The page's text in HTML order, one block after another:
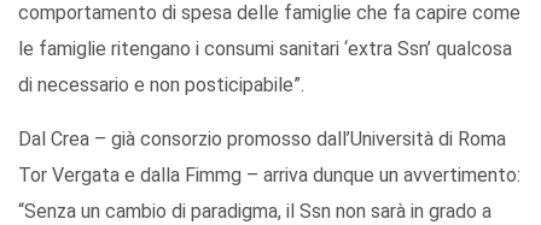
comportamento di spesa delle famiglie che fa capire come
le famiglie ritengano i consumi sanitari ‘extra Ssn’ qualcosa
di necessario e non posticipabile”.
Dal Crea – già consorzio promosso dall’Università di Roma
Tor Vergata e dalla Fimmg – arriva dunque un avvertimento:
“Senza un cambio di paradigma, il Ssn non sarà in grado a